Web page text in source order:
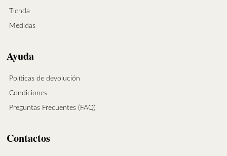
Tienda
Medidas
Ayuda
Políticas de devolución
Condiciones
Preguntas Frecuentes (FAQ)
Contactos